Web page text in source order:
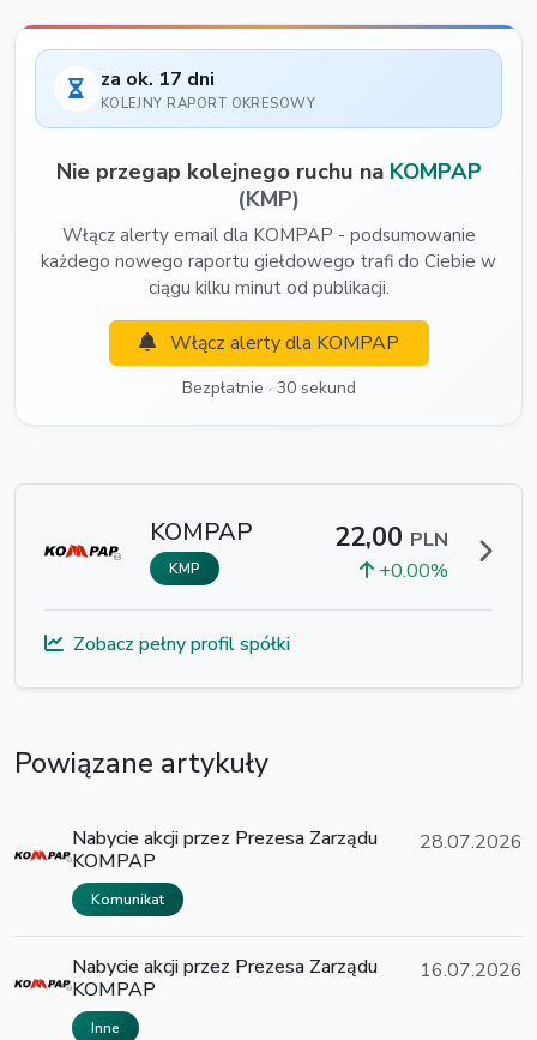
za ok. 17 dni
KOLEJNY RAPORT OKRESOWY
Nie przegap kolejnego ruchu na KOMPAP
(KMP)
Włącz alerty email dla KOMPAP - podsumowanie
każdego nowego raportu giełdowego trafi do Ciebie w
ciągu kilku minut od publikacji.
Włącz alerty dla KOMPAP
Bezpłatnie · 30 sekund
KOMPAP
KMP
22,00 PLN
+0.00%
Zobacz pełny profil spółki
Powiązane artykuły
Nabycie akcji przez Prezesa Zarządu
KOMPAP
Komunikat
28.07.2026
Nabycie akcji przez Prezesa Zarządu
KOMPAP
Inne
16.07.2026